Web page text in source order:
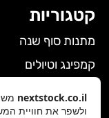
קטגוריות
מתנות סוף שנה
קמפינג וטיולים
גאדג'טים
nextstock.co.il
ולשפר את חוויית